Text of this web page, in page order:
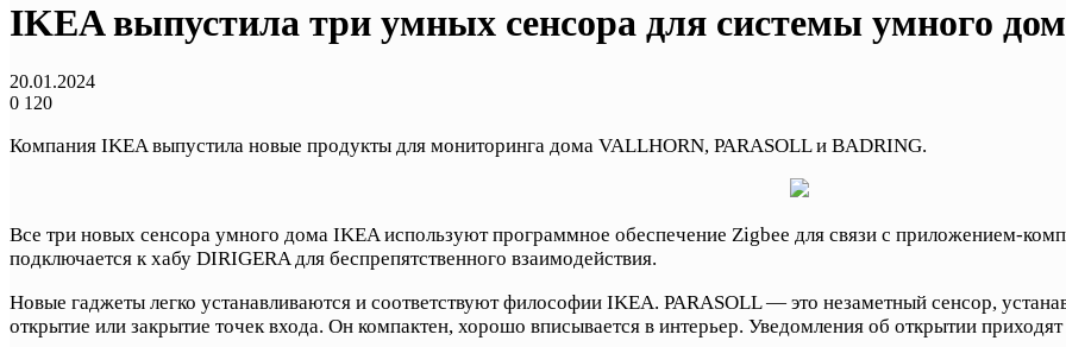
IKEA выпустила три умных сенсора для системы умного
20.01.2024
0 120
Компания IKEA выпустила новые продукты для мониторинга дома VALLHORN, PARASOLL и BADRING.
Все три новых сенсора умного дома IKEA используют программное обеспечение Zigbee для связи с приложением-
подключается к хабу DIRIGERA для беспрепятственного взаимодействия.
Новые гаджеты легко устанавливаются и соответствуют философии IKEA. PARASOLL — это незаметный сенсор,
открытие или закрытие точек входа. Он компактен, хорошо вписывается в интерьер. Уведомления об открытии